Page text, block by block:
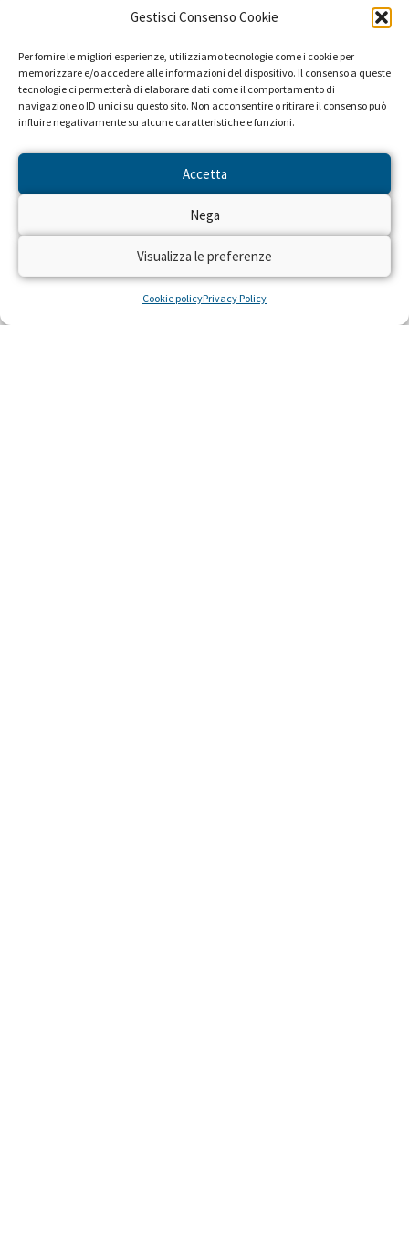
Gestisci Consenso Cookie
Per fornire le migliori esperienze, utilizziamo tecnologie come i cookie per
memorizzare e/o accedere alle informazioni del dispositivo. Il consenso a queste
tecnologie ci permetterà di elaborare dati come il comportamento di
navigazione o ID unici su questo sito. Non acconsentire o ritirare il consenso può
influire negativamente su alcune caratteristiche e funzioni.
Accetta
Nega
Visualizza le preferenze
Cookie policyPrivacy Policy
Campagne promosse a favore di questo progetto:
(1994)